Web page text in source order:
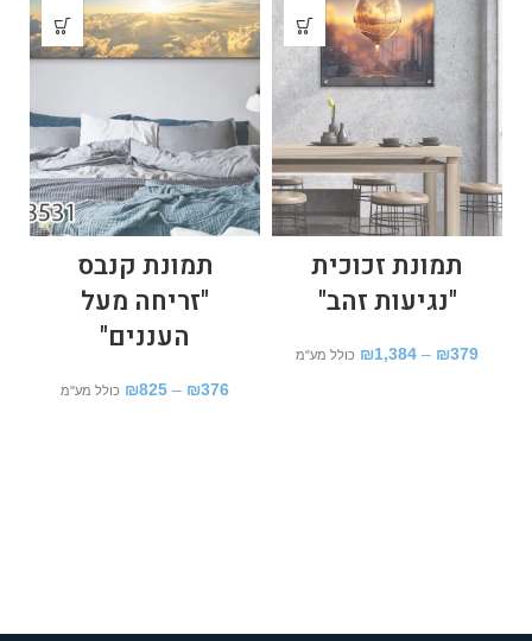
תמונת זכוכית
"נגיעות זהב"
₪379
–
₪1,384 כולל מע"מ
תמונת קנבס
"זריחה מעל
העננים"
₪376
–
₪825 כולל מע"מ